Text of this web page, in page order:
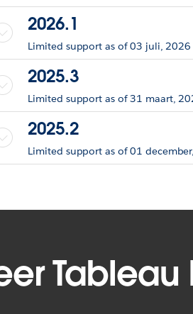
2026.1
Limited support as of 03 juli, 2026
2025.3
Limited support as of 31 maart,
2025.2
Limited support as of 01
Tableau